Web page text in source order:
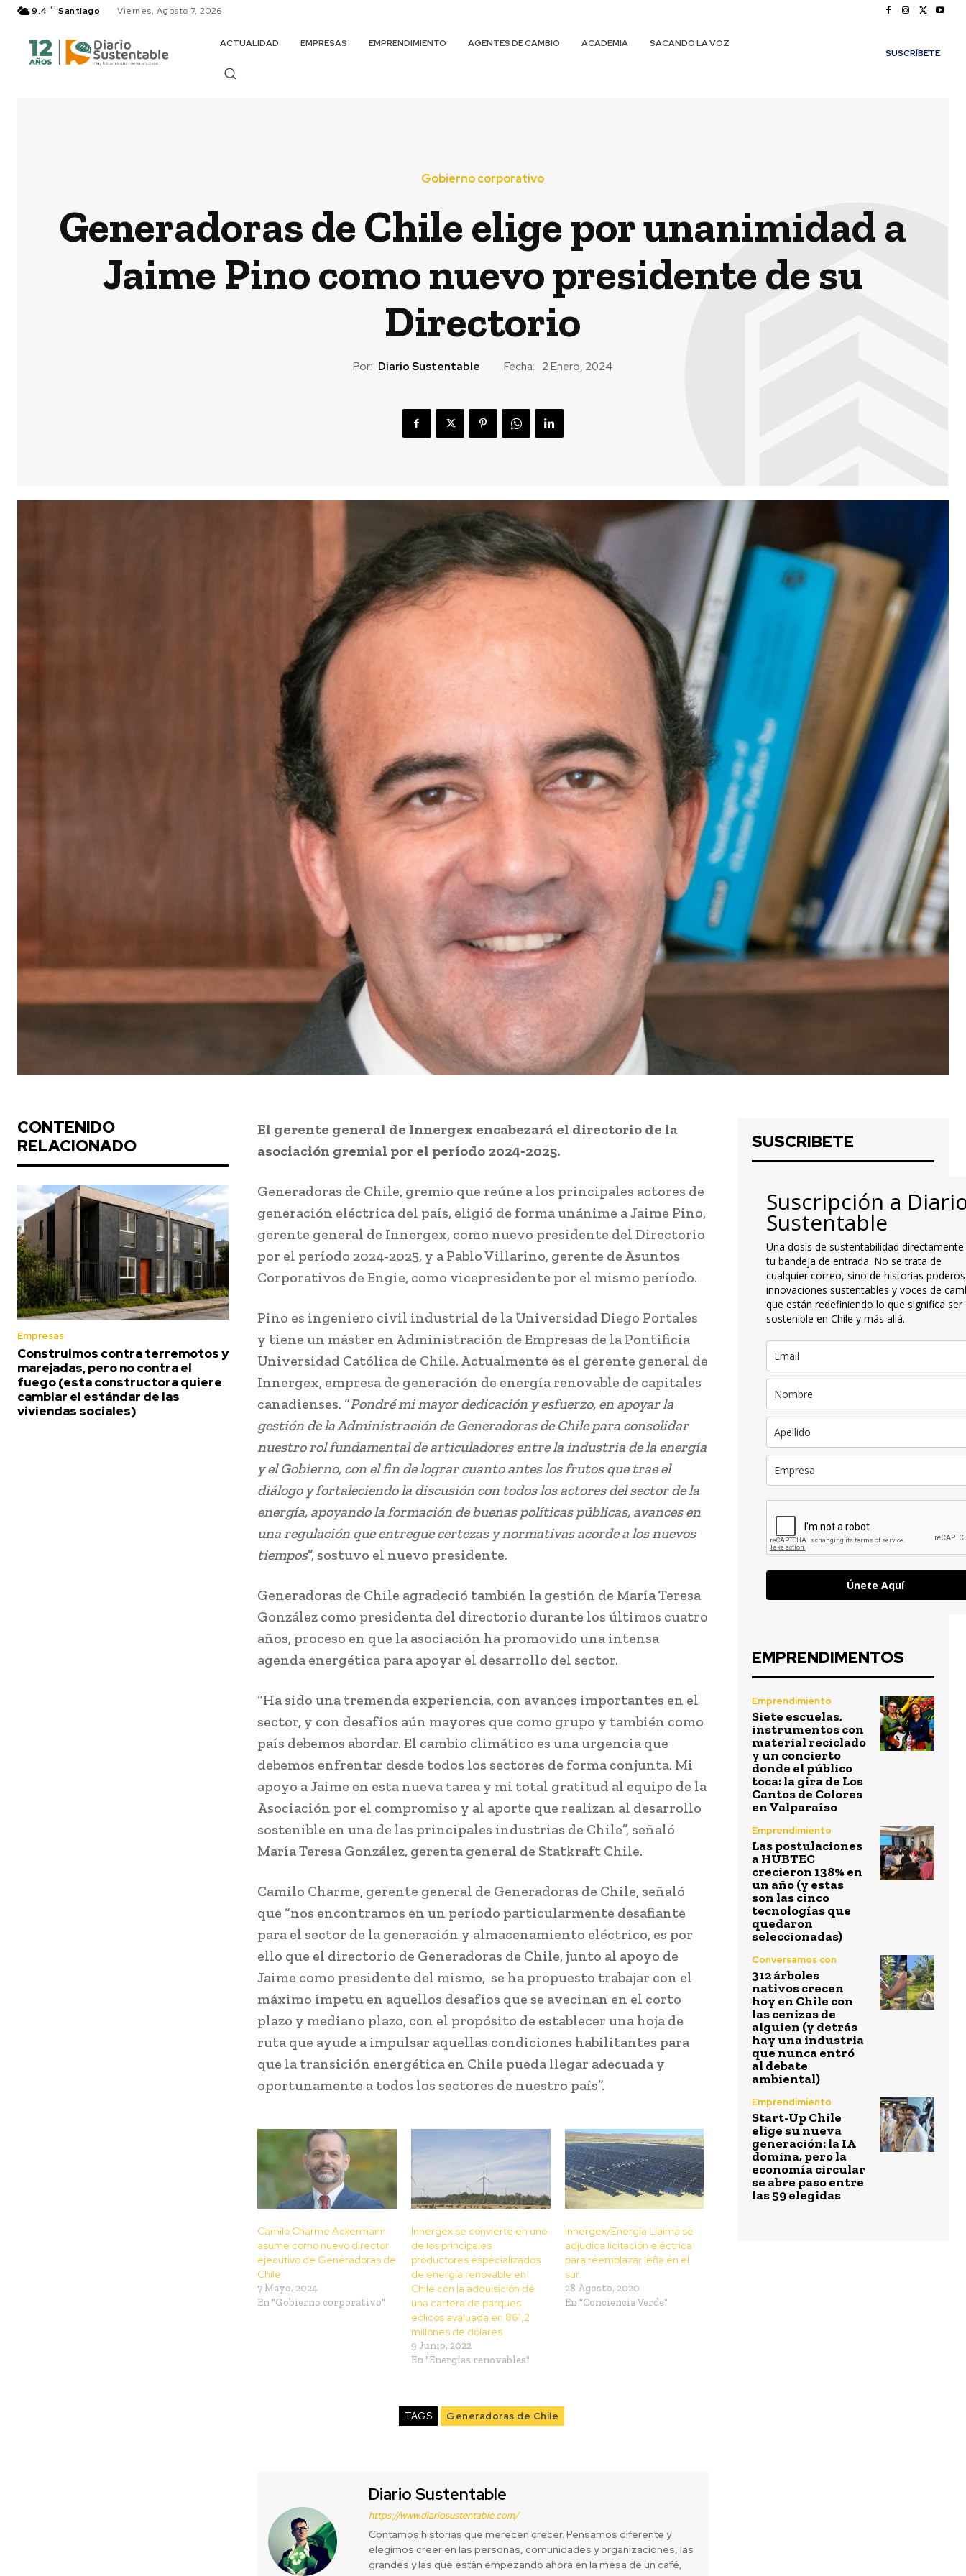
9.4 C Santiago Viernes, Agosto 7, 2026
ACTUALIDAD EMPRESAS EMPRENDIMIENTO AGENTES DE CAMBIO ACADEMIA
SACANDO LA VOZ
SUSCRÍBETE
Gobierno corporativo
Generadoras de Chile elige por unanimidad a
Jaime Pino como nuevo presidente de su
Directorio
Por: Diario Sustentable Fecha: 2 Enero, 2024
CONTENIDO
RELACIONADO
Empresas
Construimos contra terremotos y
marejadas, pero no contra el
fuego (esta constructora quiere
cambiar el estándar de las
viviendas sociales)
El gerente general de Innergex encabezará el directorio de la
asociación gremial por el período 2024-2025.
Generadoras de Chile, gremio que reúne a los principales actores de
generación eléctrica del país, eligió de forma unánime a Jaime Pino,
gerente general de Innergex, como nuevo presidente del Directorio
por el período 2024-2025, y a Pablo Villarino, gerente de Asuntos
Corporativos de Engie, como vicepresidente por el mismo período.
Pino es ingeniero civil industrial de la Universidad Diego Portales
y tiene un máster en Administración de Empresas de la Pontificia
Universidad Católica de Chile. Actualmente es el gerente general de
Innergex, empresa de generación de energía renovable de capitales
canadienses. “Pondré mi mayor dedicación y esfuerzo, en apoyar la
gestión de la Administración de Generadoras de Chile para consolidar
nuestro rol fundamental de articuladores entre la industria de la energía
y el Gobierno, con el fin de lograr cuanto antes los frutos que trae el
diálogo y fortaleciendo la discusión con todos los actores del sector de la
energía, apoyando la formación de buenas políticas públicas, avances en
una regulación que entregue certezas y normativas acorde a los nuevos
tiempos”, sostuvo el nuevo presidente.
Generadoras de Chile agradeció también la gestión de María Teresa
González como presidenta del directorio durante los últimos cuatro
años, proceso en que la asociación ha promovido una intensa
agenda energética para apoyar el desarrollo del sector.
“Ha sido una tremenda experiencia, con avances importantes en el
sector, y con desafíos aún mayores que como grupo y también como
país debemos abordar. El cambio climático es una urgencia que
debemos enfrentar desde todos los sectores de forma conjunta. Mi
apoyo a Jaime en esta nueva tarea y mi total gratitud al equipo de la
Asociación por el compromiso y al aporte que realizan al desarrollo
sostenible en una de las principales industrias de Chile”, señaló
María Teresa González, gerenta general de Statkraft Chile.
Camilo Charme, gerente general de Generadoras de Chile, señaló
que “nos encontramos en un período particularmente desafiante
para el sector de la generación y almacenamiento eléctrico, es por
ello que el directorio de Generadoras de Chile, junto al apoyo de
Jaime como presidente del mismo, se ha propuesto trabajar con el
máximo ímpetu en aquellos desafíos que se avecinan en el corto
plazo y mediano plazo, con el propósito de establecer una hoja de
ruta que ayude a impulsar aquellas condiciones habilitantes para
que la transición energética en Chile pueda llegar adecuada y
oportunamente a todos los sectores de nuestro país”.
Camilo Charme Ackermann
asume como nuevo director
ejecutivo de Generadoras de
Chile
7 Mayo, 2024
En "Gobierno corporativo"
Innergex se convierte en uno
de los principales
productores especializados
de energía renovable en
Chile con la adquisición de
una cartera de parques
eólicos avaluada en 861,2
millones de dólares
9 Junio, 2022
En "Energías renovables"
Innergex/Energía Llaima se
adjudica licitación eléctrica
para reemplazar leña en el
sur.
28 Agosto, 2020
En "Conciencia Verde"
TAGS Generadoras de Chile
Diario Sustentable
https://www.diariosustentable.com/
Contamos historias que merecen crecer. Pensamos diferente y
elegimos creer en las personas, comunidades y organizaciones, las
grandes y las que están empezando ahora en la mesa de un café,
SUSCRIBETE
Suscripción a
Sustentable
Una dosis de sustentabilidad
tu bandeja de entrada. No se trata de
cualquier correo, sino de historias
innovaciones sustentables y voces de
que están redefiniendo lo que significa ser
sostenible en Chile y más allá.
Únete Aquí
EMPRENDIMENTOS
Emprendimiento
Siete escuelas,
instrumentos con
material reciclado
y un concierto
donde el público
toca: la gira de Los
Cantos de Colores
en Valparaíso
Emprendimiento
Las postulaciones
a HUBTEC
crecieron 138% en
un año (y estas
son las cinco
tecnologías que
quedaron
seleccionadas)
Conversamos con
312 árboles
nativos crecen
hoy en Chile con
las cenizas de
alguien (y detrás
hay una industria
que nunca entró
al debate
ambiental)
Emprendimiento
Start-Up Chile
elige su nueva
generación: la IA
domina, pero la
economía circular
se abre paso entre
las 59 elegidas